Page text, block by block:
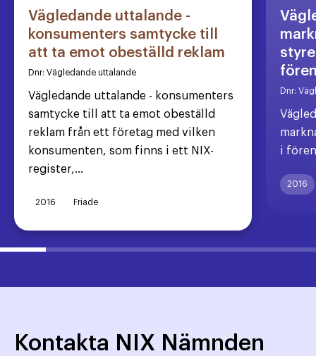
Vägledande uttalande -
konsumenters samtycke till
att ta emot obeställd reklam
Dnr: Vägledande uttalande
Vägledande uttalande - konsumenters
samtycke till att ta emot obeställd
reklam från ett företag med vilken
konsumenten, som finns i ett NIX-
register,...
2016 Friade
Dnr:
i
2016
Kontakta NIX Nämnden